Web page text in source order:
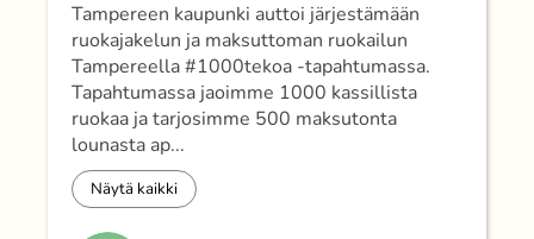
Tampereen kaupunki auttoi järjestämään
ruokajakelun ja maksuttoman ruokailun
Tampereella #1000tekoa -tapahtumassa.
Tapahtumassa jaoimme 1000 kassillista
ruokaa ja tarjosimme 500 maksutonta
lounasta ap...
Näytä kaikki